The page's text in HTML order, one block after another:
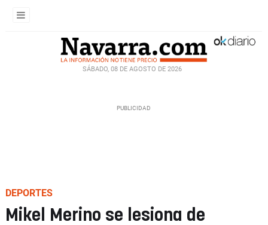
SÁBADO, 08 DE AGOSTO DE 2026
DEPORTES
Mikel Merino se lesiona de